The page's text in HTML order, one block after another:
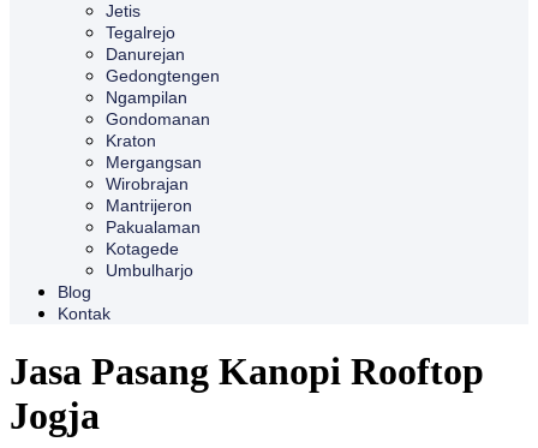
Jetis
Tegalrejo
Danurejan
Gedongtengen
Ngampilan
Gondomanan
Kraton
Mergangsan
Wirobrajan
Mantrijeron
Pakualaman
Kotagede
Umbulharjo
Blog
Kontak
Jasa Pasang Kanopi Rooftop
Jogja